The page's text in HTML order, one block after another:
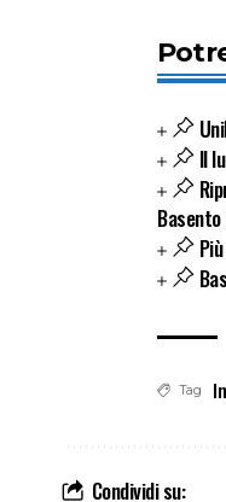
Il
Basento
Tag
Condividi su: